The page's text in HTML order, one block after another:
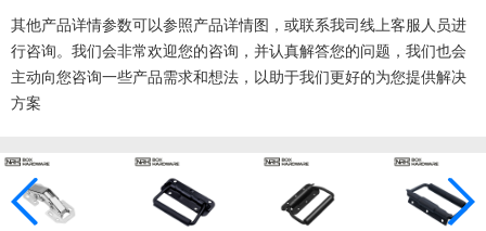
其他产品详情参数可以参照产品详情图，或联系我司线上客服人员进
行咨询。我们会非常欢迎您的咨询，并认真解答您的问题，我们也会
主动向您咨询一些产品需求和想法，以助于我们更好的为您提供解决
方案